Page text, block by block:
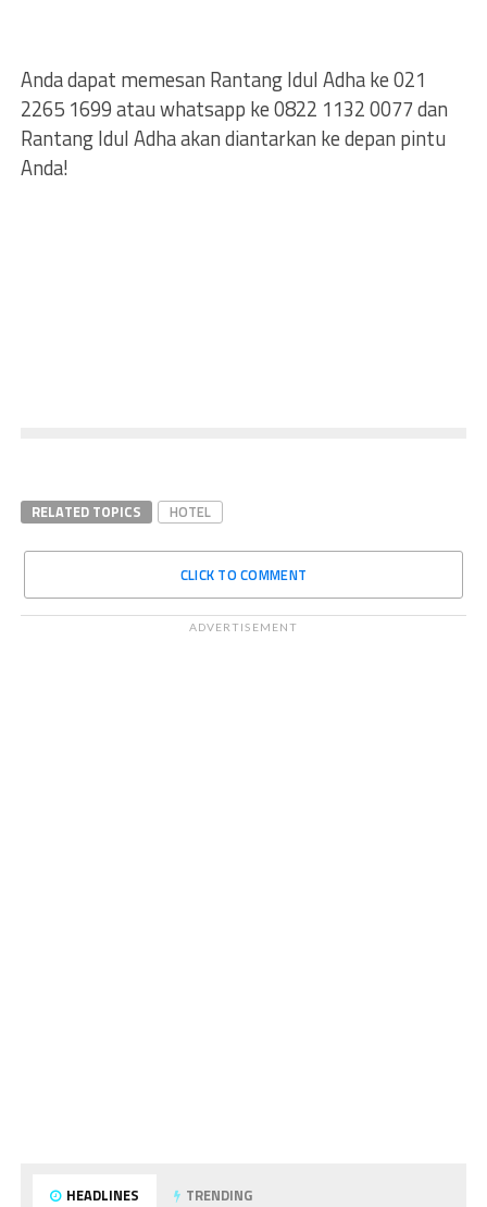
Anda dapat memesan Rantang Idul Adha ke 021
2265 1699 atau whatsapp ke 0822 1132 0077 dan
Rantang Idul Adha akan diantarkan ke depan pintu
Anda!
RELATED TOPICS HOTEL
CLICK TO COMMENT
ADVERTISEMENT
HEADLINES TRENDING